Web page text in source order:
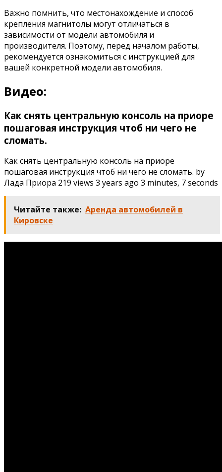
Важно помнить, что местонахождение и способ
крепления магнитолы могут отличаться в
зависимости от модели автомобиля и
производителя. Поэтому, перед началом работы,
рекомендуется ознакомиться с инструкцией для
вашей конкретной модели автомобиля.
Видео:
Как снять центральную консоль на приоре
пошаговая инструкция чтоб ни чего не
сломать.
Как снять центральную консоль на приоре
пошаговая инструкция чтоб ни чего не сломать. by
Лада Приора 219 views 3 years ago 3 minutes, 7 seconds
Читайте также: Аренда автомобилей в
Кировске